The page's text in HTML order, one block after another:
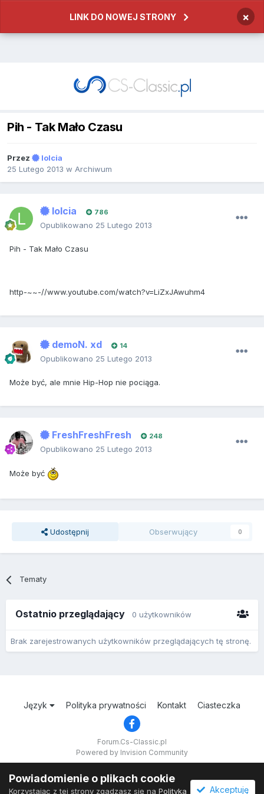
LINK DO NOWEJ STRONY ×
Pih - Tak Mało Czasu
Przez
lolcia
25 Lutego 2013 w Archiwum
lolcia 786
Opublikowano 25 Lutego 2013
Pih - Tak Mało Czasu
http-~~-//www.youtube.com/watch?v=LiZxJAwuhm4
demoN. xd 14
Opublikowano 25 Lutego 2013
Może być, ale mnie Hip-Hop nie pociąga.
FreshFreshFresh 248
Opublikowano 25 Lutego 2013
Może być
Udostępnij Obserwujący 0
Tematy
Ostatnio przeglądający 0 użytkowników
Brak zarejestrowanych użytkowników przeglądających tę stronę.
Język Polityka prywatności Kontakt Ciasteczka
Forum.Cs-Classic.pl
Powered by Invision Community
Powiadomienie o plikach cookie
Korzystając z tej strony zgadzasz się na Polityka Akceptuję